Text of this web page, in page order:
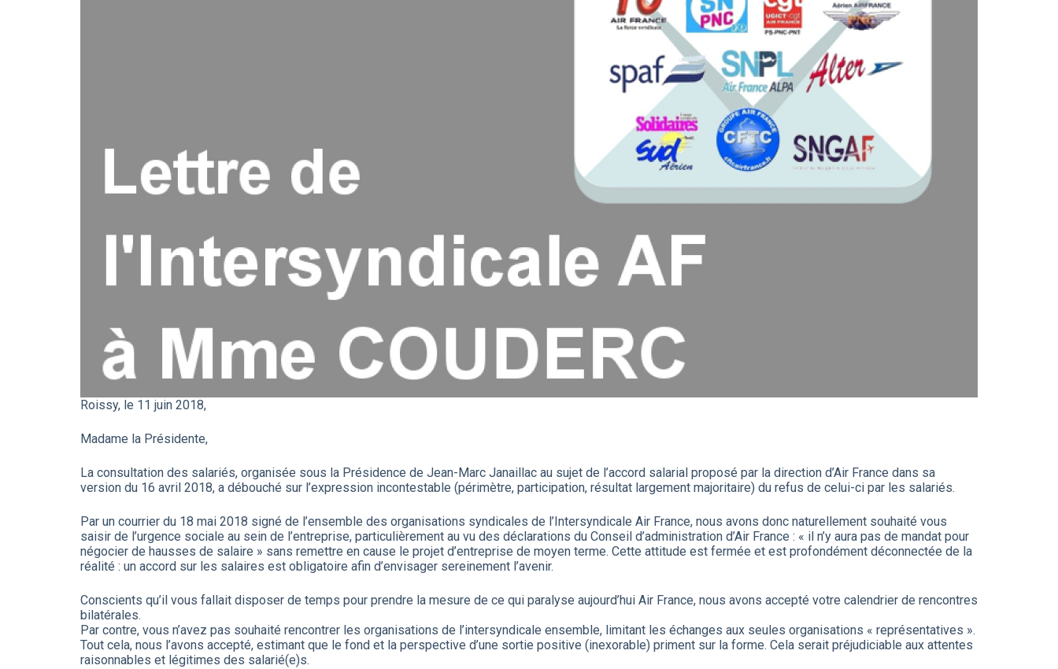
Roissy, le 11 juin 2018,
Madame la Présidente,
La consultation des salariés, organisée sous la Présidence de Jean-Marc Janaillac au sujet de l’accord salarial proposé par la direction d’Air France dans sa
version du 16 avril 2018, a débouché sur l’expression incontestable (périmètre, participation, résultat largement majoritaire) du refus de celui-ci par les salariés.
Par un courrier du 18 mai 2018 signé de l’ensemble des organisations syndicales de l’Intersyndicale Air France, nous avons donc naturellement souhaité vous
saisir de l’urgence sociale au sein de l’entreprise, particulièrement au vu des déclarations du Conseil d’administration d’Air France : « il n’y aura pas de mandat pour
négocier de hausses de salaire » sans remettre en cause le projet d’entreprise de moyen terme. Cette attitude est fermée et est profondément déconnectée de la
réalité : un accord sur les salaires est obligatoire afin d’envisager sereinement l’avenir.
Conscients qu’il vous fallait disposer de temps pour prendre la mesure de ce qui paralyse aujourd’hui Air France, nous avons accepté votre calendrier de rencontres
bilatérales.
Par contre, vous n’avez pas souhaité rencontrer les organisations de l’intersyndicale ensemble, limitant les échanges aux seules organisations « représentatives ».
Tout cela, nous l’avons accepté, estimant que le fond et la perspective d’une sortie positive (inexorable) priment sur la forme. Cela serait préjudiciable aux attentes
raisonnables et légitimes des salarié(e)s.